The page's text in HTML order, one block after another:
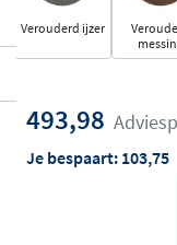
Verouderd ijzer
493,98
Je bespaart: 103,75